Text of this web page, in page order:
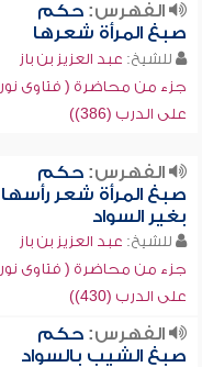
الفهرس:حكم
صبغ المرأة شعرها
للشيخ: عبد العزيز بن باز
جزء من محاضرة ( فتاوى نور
على الدرب (386))
الفهرس:حكم
صبغ المرأة شعر رأسها
بغير السواد
للشيخ: عبد العزيز بن باز
جزء من محاضرة ( فتاوى نور
على الدرب (430))
الفهرس:حكم
صبغ الشيب بالسواد